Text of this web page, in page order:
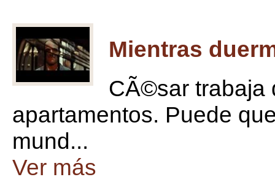
Mientras
CÃ©sar trabaja
apartamentos. Puede
mund...
Ver más